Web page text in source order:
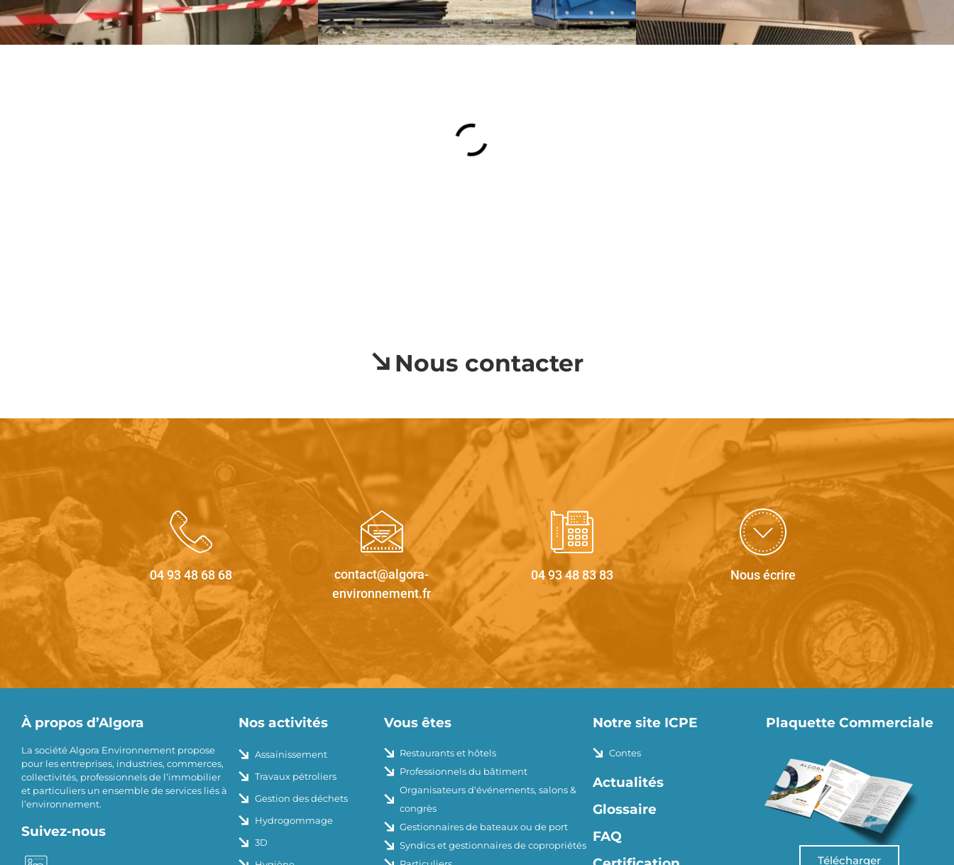
Nous contacter
04 93 48 68 68
contact@algora-
environnement.fr
04 93 48 83 83 Nous écrire
À propos d’Algora
La société Algora Environnement propose
pour les entreprises, industries, commerces,
collectivités, professionnels de l’immobilier
et particuliers un ensemble de services liés à
l’environnement.
Suivez-nous
Nos activités
Assainissement
Travaux pétroliers
Gestion des déchets
Hydrogommage
3D
Vous êtes
Restaurants et hôtels
Professionnels du bâtiment
Organisateurs d'événements, salons &
congrès
Gestionnaires de bateaux ou de port
Syndics et gestionnaires de copropriétés
Notre site ICPE
Contes
Actualités
Glossaire
FAQ
Plaquette Commerciale
Télécharger